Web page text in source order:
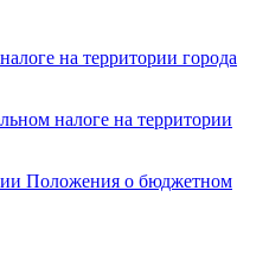
на территории города
налоге на территории
Положения о бюджетном